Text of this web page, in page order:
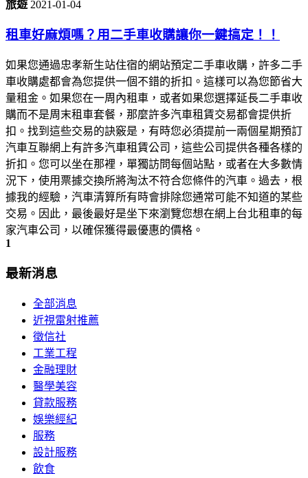
旅遊 2021-01-04
租車好麻煩嗎？用二手車收購讓你一鍵搞定！！
如果您通過忠孝新生站住宿的網站預定二手車收購，許多二手
車收購處都會為您提供一個不錯的折扣。這樣可以為您節省大
量租金。如果您在一周內租車，或者如果您選擇延長二手車收
購而不是周末租車套餐，那麼許多汽車租賃交易都會提供折
扣。找到這些交易的訣竅是，有時您必須提前一兩個星期預訂
汽車互聯網上有許多汽車租賃公司，這些公司提供各種各樣的
折扣。您可以坐在那裡，單獨訪問每個站點，或者在大多數情
況下，使用票據交換所將淘汰不符合您條件的汽車。過去，根
據我的經驗，汽車清算所有時會排除您通常可能不知道的某些
交易。因此，最後最好是坐下來瀏覽您想在網上台北租車的每
家汽車公司，以確保獲得最優惠的價格。
1
最新消息
全部消息
近視雷射推薦
徵信社
工業工程
金融理財
醫學美容
貸款服務
娛樂經紀
服務
設計服務
飲食